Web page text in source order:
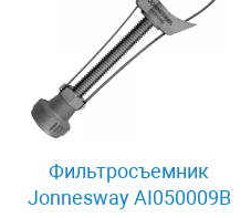
Фильтросъемник
Jonnesway AI050009B